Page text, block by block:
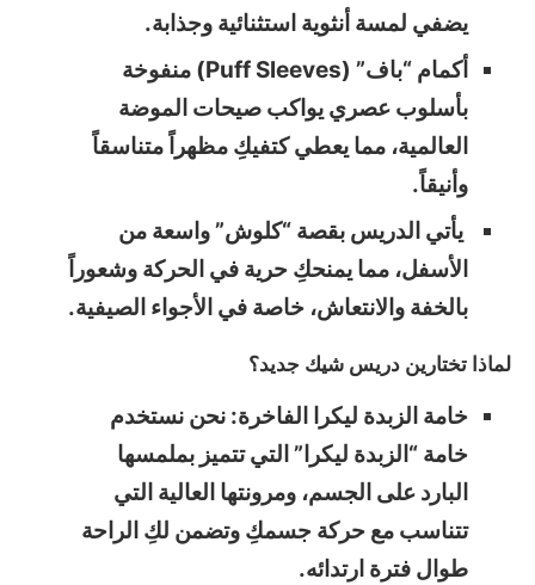
يضفي لمسة أنثوية استثنائية وجذابة.
أكمام “باف” (Puff Sleeves) منفوخة
بأسلوب عصري يواكب صيحات الموضة
العالمية، مما يعطي كتفيكِ مظهراً متناسقاً
وأنيقاً.
يأتي الدريس بقصة “كلوش” واسعة من
الأسفل، مما يمنحكِ حرية في الحركة وشعوراً
بالخفة والانتعاش، خاصة في الأجواء الصيفية.
لماذا تختارين دريس شيك جديد؟
خامة الزبدة ليكرا الفاخرة: نحن نستخدم
خامة “الزبدة ليكرا” التي تتميز بملمسها
البارد على الجسم، ومرونتها العالية التي
تتناسب مع حركة جسمكِ وتضمن لكِ الراحة
طوال فترة ارتدائه.